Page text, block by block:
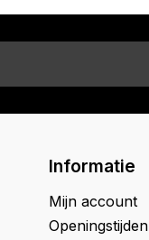
Informatie
Mijn account
Openingstijden